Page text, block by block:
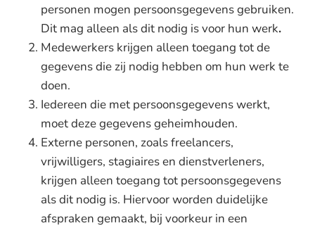
personen mogen persoonsgegevens gebruiken.
Dit mag alleen als dit nodig is voor hun werk.
Medewerkers krijgen alleen toegang tot de
gegevens die zij nodig hebben om hun werk te
doen.
Iedereen die met persoonsgegevens werkt,
moet deze gegevens geheimhouden.
Externe personen, zoals freelancers,
vrijwilligers, stagiaires en dienstverleners,
krijgen alleen toegang tot persoonsgegevens
als dit nodig is. Hiervoor worden duidelijke
afspraken gemaakt, bij voorkeur in een